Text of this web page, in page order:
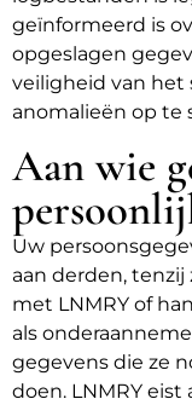
geïnformeerd is
opgeslagen
veiligheid van het
anomalieën op te
Aan wie
Uw
aan derden,
met LNMRY of
als
gegevens die ze
doen. LNMRY